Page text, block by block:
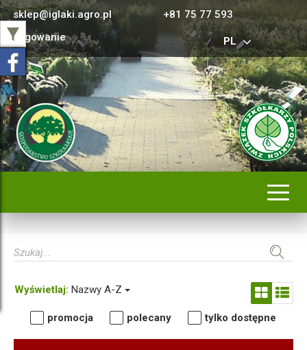
sklep@iglaki.agro.pl
+81 75 77 593
Logowanie
PL
Wyświetlaj: Nazwy A-Z
promocja polecany tylko dostępne